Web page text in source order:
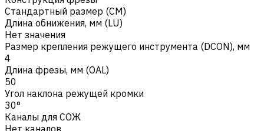
Стандартный размер (CM)
Длина обнижения, мм (LU)
Нет значения
Размер крепления режущего инструмента (DCON), мм
4
Длина фрезы, мм (OAL)
50
Угол наклона режущей кромки
30°
Каналы для СОЖ
Нет каналов